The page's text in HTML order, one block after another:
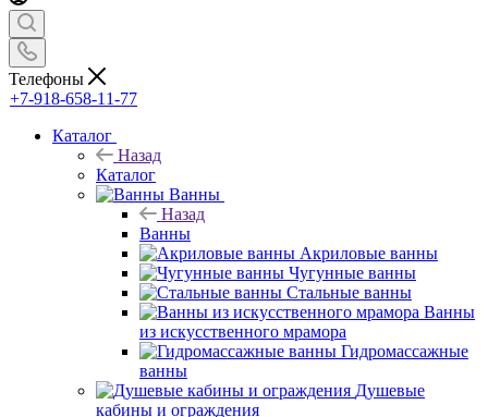
Телефоны
+7-918-658-11-77
Каталог
Назад
Каталог
Ванны
Назад
Ванны
Акриловые ванны
Чугунные ванны
Стальные ванны
Ванны
из искусственного мрамора
Гидромассажные
ванны
Душевые
кабины и ограждения